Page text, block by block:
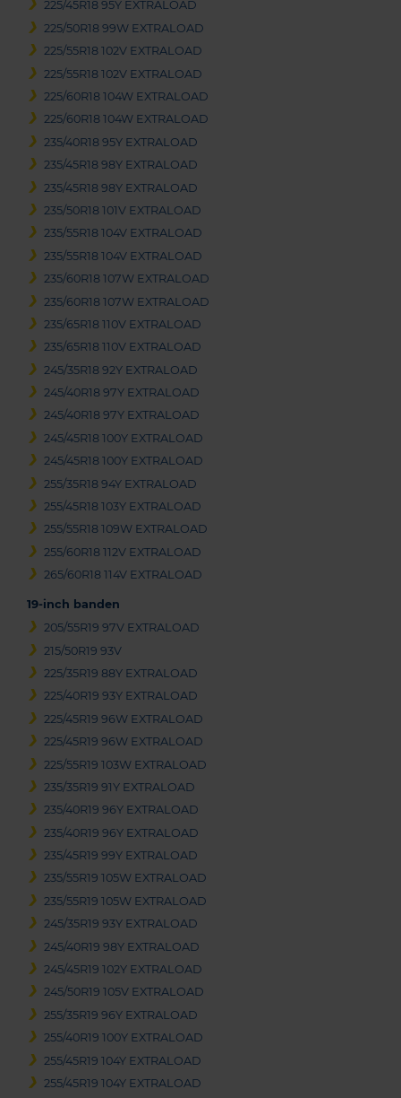
225/45R18 95Y EXTRALOAD
225/50R18 99W EXTRALOAD
225/55R18 102V EXTRALOAD
225/55R18 102V EXTRALOAD
225/60R18 104W EXTRALOAD
225/60R18 104W EXTRALOAD
235/40R18 95Y EXTRALOAD
235/45R18 98Y EXTRALOAD
235/45R18 98Y EXTRALOAD
235/50R18 101V EXTRALOAD
235/55R18 104V EXTRALOAD
235/55R18 104V EXTRALOAD
235/60R18 107W EXTRALOAD
235/60R18 107W EXTRALOAD
235/65R18 110V EXTRALOAD
235/65R18 110V EXTRALOAD
245/35R18 92Y EXTRALOAD
245/40R18 97Y EXTRALOAD
245/40R18 97Y EXTRALOAD
245/45R18 100Y EXTRALOAD
245/45R18 100Y EXTRALOAD
255/35R18 94Y EXTRALOAD
255/45R18 103Y EXTRALOAD
255/55R18 109W EXTRALOAD
255/60R18 112V EXTRALOAD
265/60R18 114V EXTRALOAD
19-inch banden
205/55R19 97V EXTRALOAD
215/50R19 93V
225/35R19 88Y EXTRALOAD
225/40R19 93Y EXTRALOAD
225/45R19 96W EXTRALOAD
225/45R19 96W EXTRALOAD
225/55R19 103W EXTRALOAD
235/35R19 91Y EXTRALOAD
235/40R19 96Y EXTRALOAD
235/40R19 96Y EXTRALOAD
235/45R19 99Y EXTRALOAD
235/55R19 105W EXTRALOAD
235/55R19 105W EXTRALOAD
245/35R19 93Y EXTRALOAD
245/40R19 98Y EXTRALOAD
245/45R19 102Y EXTRALOAD
245/50R19 105V EXTRALOAD
255/35R19 96Y EXTRALOAD
255/40R19 100Y EXTRALOAD
255/45R19 104Y EXTRALOAD
255/45R19 104Y EXTRALOAD